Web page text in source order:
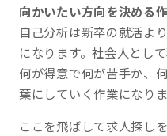
向かいたい方向を決める
自己分析は新卒の就活よ
になります。社会人とし
何が得意で何が苦手か、
葉にしていく作業になりま
ここを飛ばして求人探し